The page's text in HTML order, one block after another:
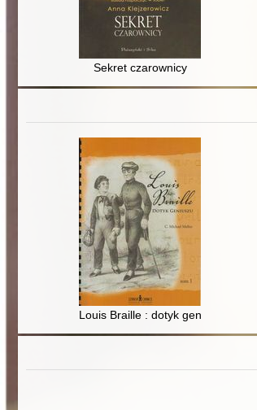
Sekret czarownicy
Louis Braille : dotyk geniuszu. T. 1